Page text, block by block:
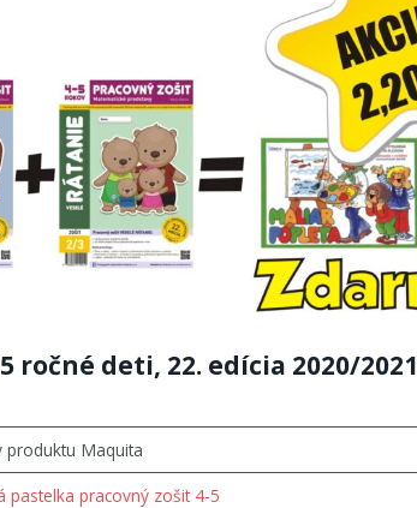
ročné deti, 22. edícia 2020/2021
produktu Maquita
pastelka pracovný zošit 4-5